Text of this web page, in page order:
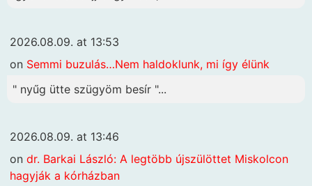
2026.08.09. at 13:53
on Semmi buzulás…Nem haldoklunk, mi így élünk
" nyűg ütte szügyöm besír "...
2026.08.09. at 13:46
on dr. Barkai László: A legtöbb újszülöttet Miskolcon
hagyják a kórházban